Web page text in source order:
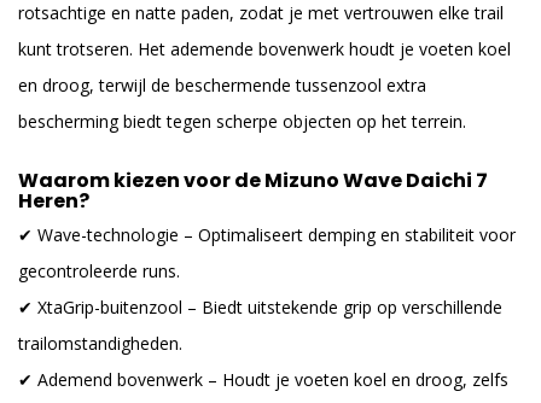
rotsachtige en natte paden, zodat je met vertrouwen elke trail
kunt trotseren. Het ademende bovenwerk houdt je voeten koel
en droog, terwijl de beschermende tussenzool extra
bescherming biedt tegen scherpe objecten op het terrein.
Waarom kiezen voor de Mizuno Wave Daichi 7
Heren?
✔ Wave-technologie – Optimaliseert demping en stabiliteit voor
gecontroleerde runs.
✔ XtaGrip-buitenzool – Biedt uitstekende grip op verschillende
trailomstandigheden.
✔ Ademend bovenwerk – Houdt je voeten koel en droog, zelfs